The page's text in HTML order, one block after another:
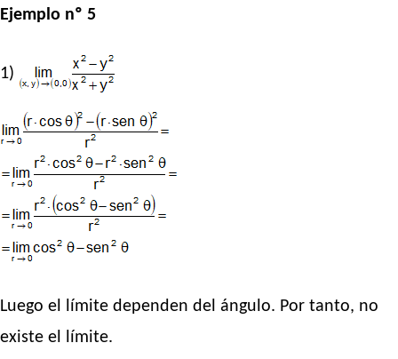
Ejemplo nº 5
1)
Luego el límite dependen del ángulo. Por tanto, no
existe el límite.